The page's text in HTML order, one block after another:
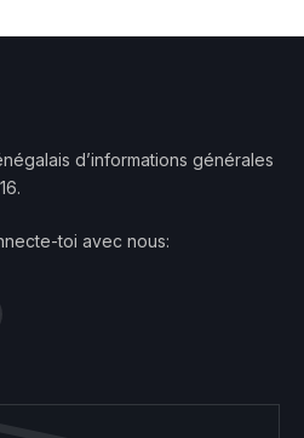
d’informations générales
toi avec nous: